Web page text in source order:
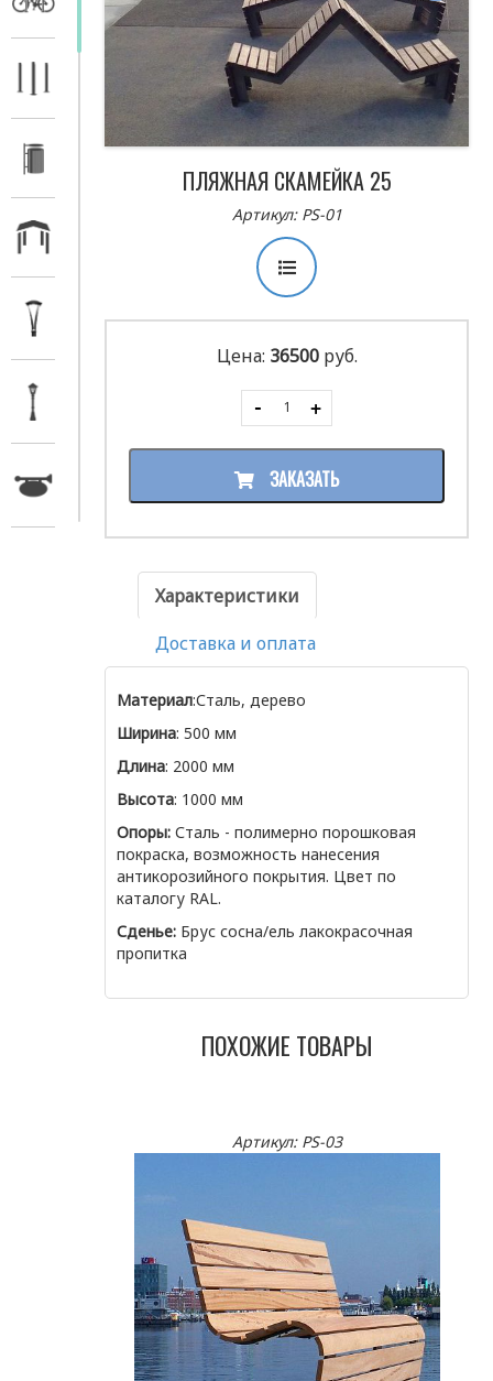
Next
ПЛЯЖНАЯ СКАМЕЙКА 25
Артикул: PS-01
Цена: 36500 руб.
ЗАКАЗАТЬ
Характеристики
Доставка и оплата
Материал:Сталь, дерево
Ширина: 500 мм
Длина: 2000 мм
Высота: 1000 мм
Опоры: Сталь - полимерно порошковая
покраска, возможность нанесения
антикорозийного покрытия. Цвет по
каталогу RAL.
Сденье: Брус сосна/ель лакокрасочная
пропитка
ПОХОЖИЕ ТОВАРЫ
Артикул: PS-03